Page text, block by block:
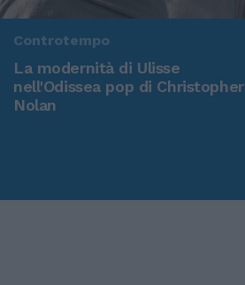
Controtempo
La modernità di Ulisse
nell'Odissea pop di Christopher
Nolan